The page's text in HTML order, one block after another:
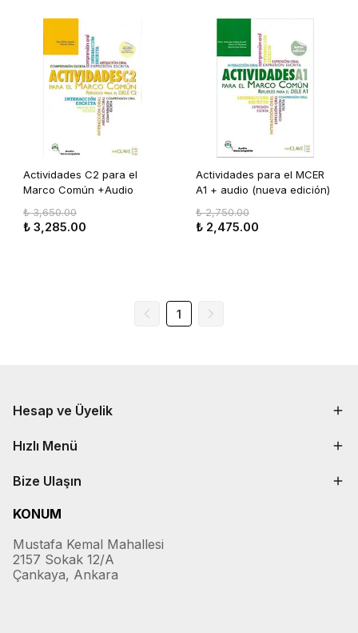
Actividades C2 para el
Marco Común +Audio
edición)
₺ 3,650.00
₺ 3,285.00
Actividades para el MCER
A1 + audio (nueva edición)
₺ 2,750.00
₺ 2,475.00
1
Hesap ve Üyelik
Hızlı Menü
Bize Ulaşın
KONUM
Mustafa Kemal Mahallesi
2157 Sokak 12/A
Çankaya, Ankara